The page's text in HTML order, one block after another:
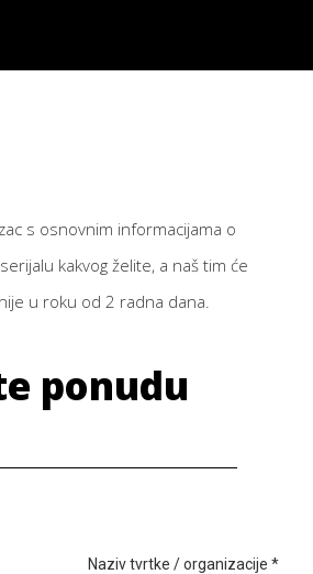
s osnovnim informacijama o
kakvog želite, a naš tim će
u roku od 2 radna dana.
ponudu
Naziv tvrtke / organizacije *